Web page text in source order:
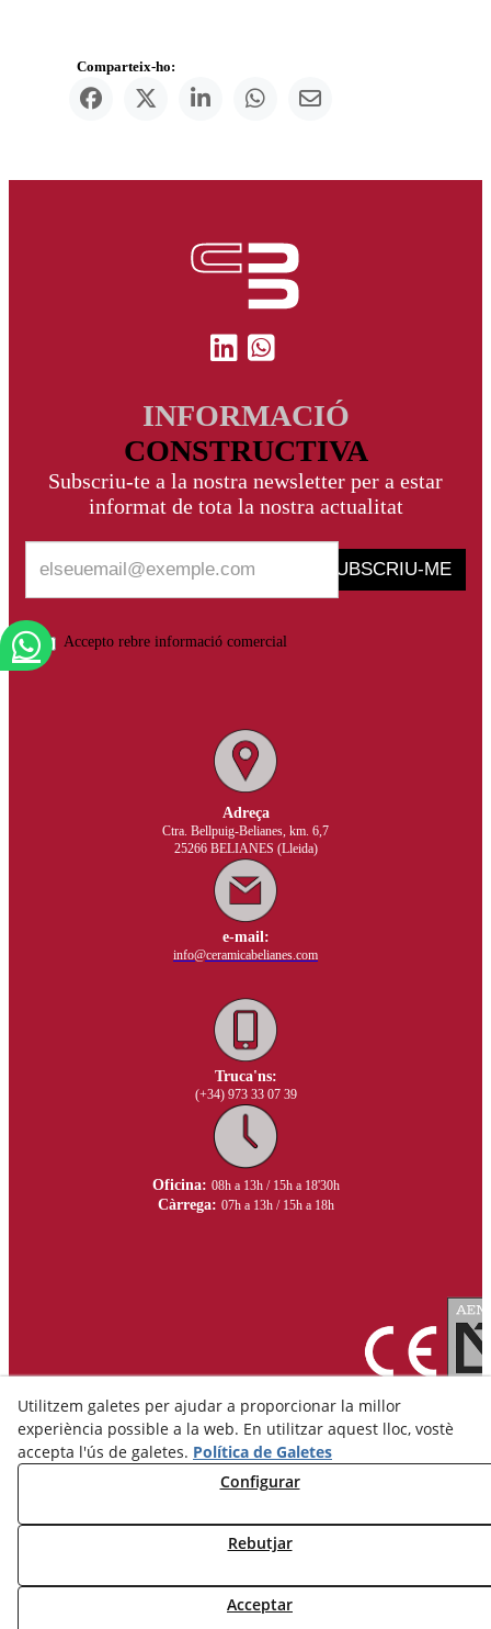
Comparteix-ho:
INFORMACIÓ
CONSTRUCTIVA
Subscriu-te a la nostra newsletter per a estar
informat de tota la nostra actualitat
SUBSCRIU-ME
Accepto rebre informació comercial
Adreça
Ctra. Bellpuig-Belianes, km. 6,7
25266 BELIANES (Lleida)
e-mail:
info@ceramicabelianes.com
Truca'ns:
(+34) 973 33 07 39
Oficina: 08h a 13h / 15h a 18'30h
Càrrega: 07h a 13h / 15h a 18h
© 08/2026 Ceràmica Belianes - Tots els drets reservats.
Utilitzem galetes per ajudar a proporcionar la millor
experiència possible a la web. En utilitzar aquest lloc, vostè
accepta l'ús de galetes. Política de Galetes
Configurar
Rebutjar
Acceptar